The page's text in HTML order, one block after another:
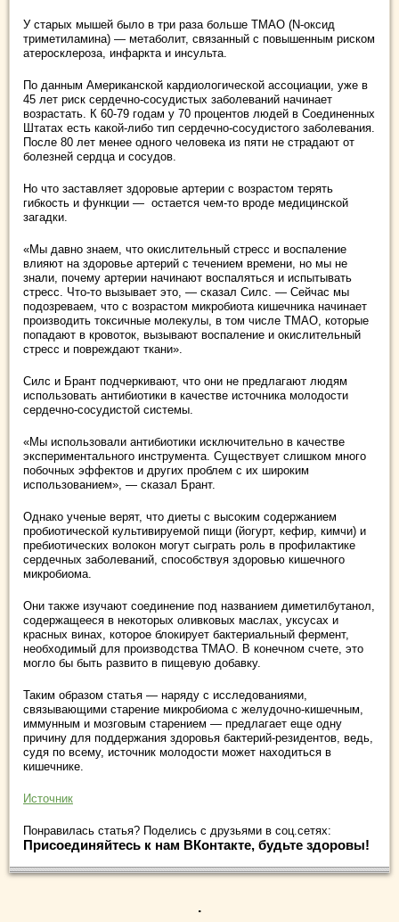
У старых мышей было в три раза больше ТМАО (N-оксид
триметиламина) — метаболит, связанный с повышенным риском
атеросклероза, инфаркта и инсульта.
По данным Американской кардиологической ассоциации, уже в
45 лет риск сердечно-сосудистых заболеваний начинает
возрастать. К 60-79 годам у 70 процентов людей в Соединенных
Штатах есть какой-либо тип сердечно-сосудистого заболевания.
После 80 лет менее одного человека из пяти не страдают от
болезней сердца и сосудов.
Но что заставляет здоровые артерии с возрастом терять
гибкость и функции — остается чем-то вроде медицинской
загадки.
«Мы давно знаем, что окислительный стресс и воспаление
влияют на здоровье артерий с течением времени, но мы не
знали, почему артерии начинают воспаляться и испытывать
стресс. Что-то вызывает это, — сказал Силс. — Сейчас мы
подозреваем, что с возрастом микробиота кишечника начинает
производить токсичные молекулы, в том числе ТМАО, которые
попадают в кровоток, вызывают воспаление и окислительный
стресс и повреждают ткани».
Силс и Брант подчеркивают, что они не предлагают людям
использовать антибиотики в качестве источника молодости
сердечно-сосудистой системы.
«Мы использовали антибиотики исключительно в качестве
экспериментального инструмента. Существует слишком много
побочных эффектов и других проблем с их широким
использованием», — сказал Брант.
Однако ученые верят, что диеты с высоким содержанием
пробиотической культивируемой пищи (йогурт, кефир, кимчи) ​​и
пребиотических волокон могут сыграть роль в профилактике
сердечных заболеваний, способствуя здоровью кишечного
микробиома.
Они также изучают соединение под названием диметилбутанол,
содержащееся в некоторых оливковых маслах, уксусах и
красных винах, которое блокирует бактериальный фермент,
необходимый для производства ТМАО. В конечном счете, это
могло бы быть развито в пищевую добавку.
Таким образом статья — наряду с исследованиями,
связывающими старение микробиома с желудочно-кишечным,
иммунным и мозговым старением — предлагает еще одну
причину для поддержания здоровья бактерий-резидентов, ведь,
судя по всему, источник молодости может находиться в
кишечнике.
Источник
Понравилась статья? Поделись с друзьями в соц.сетях:
Присоединяйтесь к нам ВКонтакте, будьте здоровы!
.